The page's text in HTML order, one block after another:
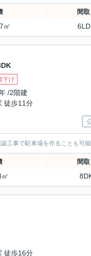
間取
㎡
下げ
/2階建
徒歩11分
工事で駐車場を作ることも可能
間取
徒歩16分